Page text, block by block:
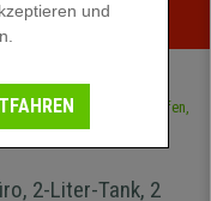
-
2-Liter-Tank, 2
und